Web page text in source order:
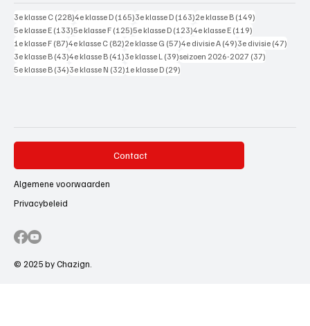
3e klasse C (228)228 posts
4e klasse D (165)165 posts
3e klasse D (163)163 posts
2e klasse B (149)
5e klasse E (133)133 posts
5e klasse F (125)125 posts
5e klasse D (123)123 posts
4e klasse E (119)
1e klasse F (87)87 posts
4e klasse C (82)82 posts
2e klasse G (57)57 posts
4e divisie A (49)49 posts
3e divisie (47)
3e klasse B (43)43 posts
4e klasse B (41)41 posts
3e klasse L (39)39 posts
seizoen 2026-2027 (37)
5e klasse B (34)34 posts
3e klasse N (32)32 posts
1e klasse D (29)
Contact
Algemene voorwaarden
Privacybeleid
© 2025 by Chazign.